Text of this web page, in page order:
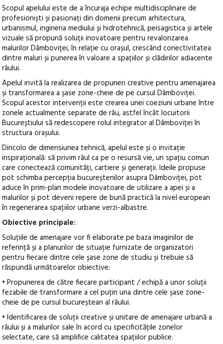
Scopul apelului este de a încuraja echipe multidisciplinare de
profesioniști și pasionați din domenii precum arhitectura,
urbanismul, ingineria mediului și hidrotehnică, peisagistica și artele
vizuale să propună soluții inovatoare pentru revalorizarea
malurilor Dâmboviței, în relație cu orașul, crescând conectivitatea
dintre maluri și punerea în valoare a spațiilor și clădirilor adiacente
râului.
Apelul invită la realizarea de propuneri creative pentru amenajarea
și transformarea a șase zone-cheie de pe cursul Dâmboviței.
Scopul acestor intervenții este crearea unei coeziuni urbane între
zonele actualmente separate de râu, astfel încât locuitorii
Bucureștiului să redescopere rolul integrator al Dâmboviței în
structura orașului.
Dincolo de dimensiunea tehnică, apelul este și o invitație
inspirațională: să privim râul ca pe o resursă vie, un spațiu comun
care conectează comunități, cartiere și generații. Ideile propuse
pot schimba percepția bucureștenilor asupra Dâmboviței, pot
aduce în prim-plan modele inovatoare de utilizare a apei și a
malurilor și pot deveni repere de bună practică la nivel european
în regenerarea spațiilor urbane verzi-albastre.
Obiective principale:
Soluțiile de amenajare vor fi elaborate pe baza imaginilor de
referință și a planurilor de situație furnizate de organizatori
pentru fiecare dintre cele șase zone de studiu și trebuie să
răspundă următoarelor obiective:
• Propunerea de către fiecare participant / echipă a unor soluții
fezabile de transformare a cel puțin una dintre cele șase zone-
cheie de pe cursul bucureștean al râului.
• Identificarea de soluții creative și unitare de amenajare urbană a
râului și a malurilor sale în acord cu specificitățile zonelor
selectate, care să amplifice calitatea spațiilor publice.